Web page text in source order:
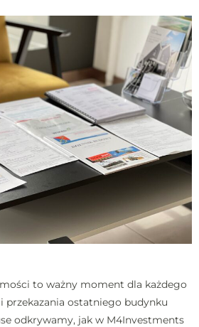
to ważny moment dla każdego
przekazania ostatniego budynku
odkrywamy, jak w M4Investments